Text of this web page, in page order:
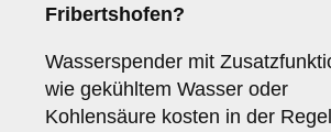
Fribertshofen?
Wasserspender mit
wie gekühltem Wasser oder
Kohlensäure kosten in der Regel